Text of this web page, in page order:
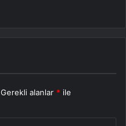
Gerekli alanlar * ile